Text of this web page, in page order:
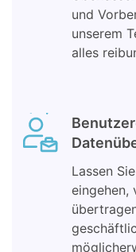
und
unserem
alles
Lassen
eingehen,